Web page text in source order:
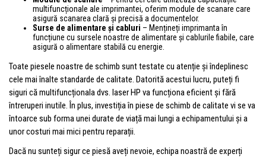
multifuncționale ale imprimantei, oferim module de scanare care
asigură scanarea clară și precisă a documentelor.
Surse de alimentare și cabluri – Mențineți imprimanta în
funcțiune cu sursele noastre de alimentare și cablurile fiabile, care
asigură o alimentare stabilă cu energie.
Toate piesele noastre de schimb sunt testate cu atenție și îndeplinesc
cele mai înalte standarde de calitate. Datorită acestui lucru, puteți fi
siguri că multifuncționala dvs. laser HP va funcționa eficient și fără
întreruperi inutile. În plus, investiția în piese de schimb de calitate vi se va
întoarce sub forma unei durate de viață mai lungi a echipamentului și a
unor costuri mai mici pentru reparații.
Dacă nu sunteți sigur ce piesă aveți nevoie, echipa noastră de experți